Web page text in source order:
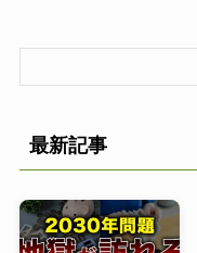
最新記事